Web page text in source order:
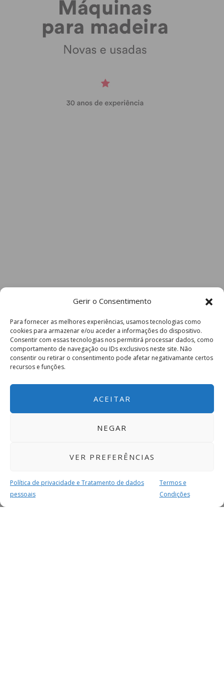
Gerir o Consentimento
Para fornecer as melhores experiências, usamos tecnologias como
cookies para armazenar e/ou aceder a informações do dispositivo.
Consentir com essas tecnologias nos permitirá processar dados, como
comportamento de navegação ou IDs exclusivos neste site. Não
consentir ou retirar o consentimento pode afetar negativamante certos
recursos e funções.
ACEITAR
NEGAR
VER PREFERÊNCIAS
Política de privacidade e Tratamento de dados
pessoais
Termos e
Condições